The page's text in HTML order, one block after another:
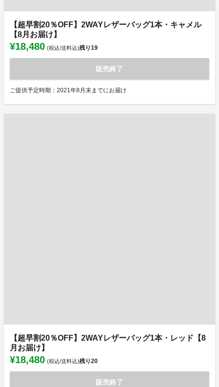
【超早割20％OFF】2WAYレザーバッグ1本・キャメル
【8月お届け】
¥18,480 (税込/送料込)残り19
販売終了
ご提供予定時期：2021年8月末までにお届け
【超早割20％OFF】2WAYレザーバッグ1本・レッド【8
月お届け】
¥18,480 (税込/送料込)残り20
販売終了